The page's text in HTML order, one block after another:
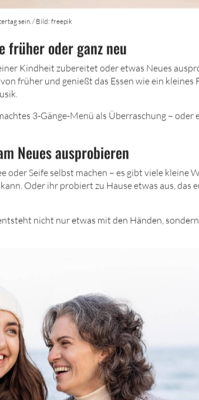
sein. / Bild: freepik
früher oder ganz neu
Kindheit zubereitet oder etwas Neues
früher und genießt das Essen wie ein kleines
3-Gänge-Menü als Überraschung –
Neues ausprobieren
oder Seife selbst machen – es gibt viele kleine
Oder ihr probiert zu Hause etwas aus, das
nicht nur etwas mit den Händen,